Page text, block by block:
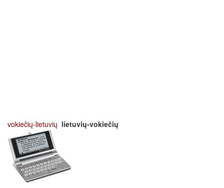
vokiečių-lietuvių lietuvių-vokiečių